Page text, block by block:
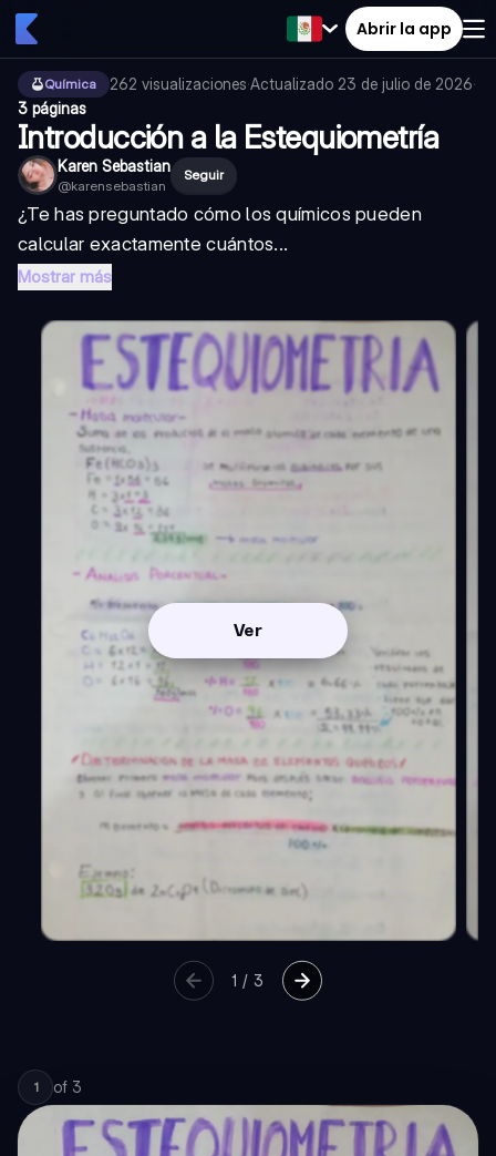
Abrir la app
Química 262 visualizaciones·Actualizado 23 de julio de 2026·
3 páginas
Introducción a la Estequiometría
Karen Sebastian
@karensebastian
Seguir
¿Te has preguntado cómo los químicos pueden
calcular exactamente cuántos...
Mostrar más
Ver
1 / 3
1 of 3